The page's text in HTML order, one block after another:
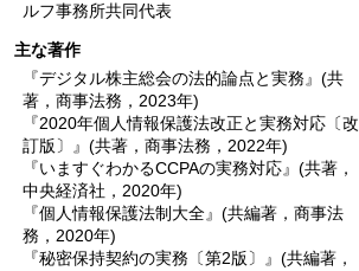
ルフ事務所共同代表
主な著作
『デジタル株主総会の法的論点と実務』(共
著，商事法務，2023年)
『2020年個人情報保護法改正と実務対応〔改
訂版〕』(共著，商事法務，2022年)
『いますぐわかるCCPAの実務対応』(共著，
中央経済社，2020年)
『個人情報保護法制大全』(共編著，商事法
務，2020年)
『秘密保持契約の実務〔第2版〕』(共編著，